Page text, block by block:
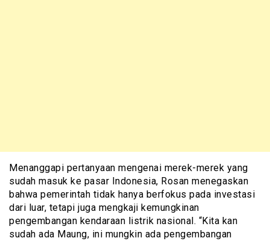
Menanggapi pertanyaan mengenai merek-merek yang
sudah masuk ke pasar Indonesia, Rosan menegaskan
bahwa pemerintah tidak hanya berfokus pada investasi
dari luar, tetapi juga mengkaji kemungkinan
pengembangan kendaraan listrik nasional. “Kita kan
sudah ada Maung, ini mungkin ada pengembangan